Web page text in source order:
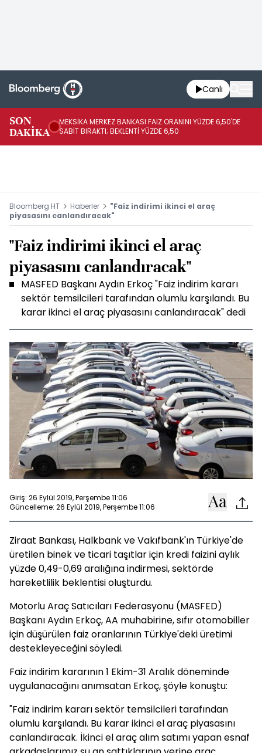
Canlı
SON
DAKİKA
MEKSİKA MERKEZ BANKASI FAİZ ORANINI YÜZDE 6,50'DE
SABİT BIRAKTI; BEKLENTİ YÜZDE 6,50
Bloomberg HT Haberler
"Faiz indirimi ikinci el araç
piyasasını canlandıracak"
"Faiz indirimi ikinci el araç
piyasasını canlandıracak"
MASFED Başkanı Aydın Erkoç "Faiz indirim kararı
sektör temsilcileri tarafından olumlu karşılandı. Bu
karar ikinci el araç piyasasını canlandıracak" dedi
Giriş: 26 Eylül 2019, Perşembe 11:06
Güncelleme: 26 Eylül 2019, Perşembe 11:06
Ziraat Bankası, Halkbank ve Vakıfbank'ın Türkiye'de
üretilen binek ve ticari taşıtlar için kredi faizini aylık
yüzde 0,49-0,69 aralığına indirmesi, sektörde
hareketlilik beklentisi oluşturdu.
Motorlu Araç Satıcıları Federasyonu (MASFED)
Başkanı Aydın Erkoç, AA muhabirine, sıfır otomobiller
için düşürülen faiz oranlarının Türkiye'deki üretimi
destekleyeceğini söyledi.
Faiz indirim kararının 1 Ekim-31 Aralık döneminde
uygulanacağını anımsatan Erkoç, şöyle konuştu:
"Faiz indirim kararı sektör temsilcileri tarafından
olumlu karşılandı. Bu karar ikinci el araç piyasasını
canlandıracak. İkinci el araç alım satımı yapan esnaf